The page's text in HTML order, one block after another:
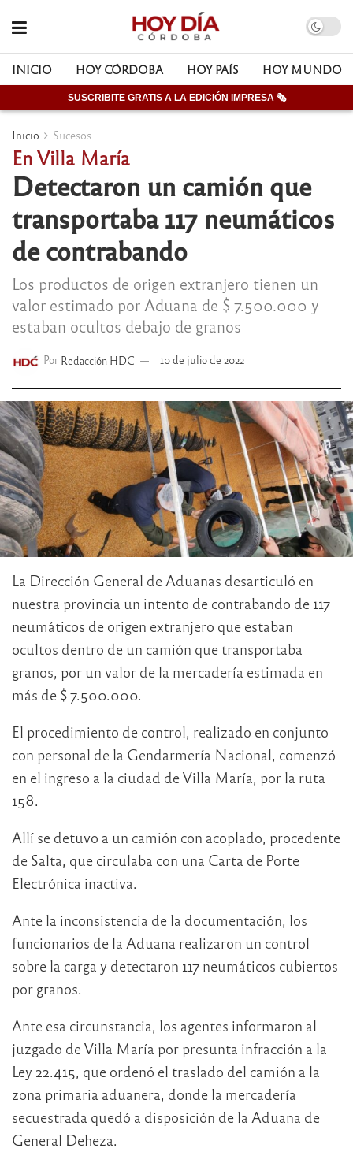
INICIO HOY CÓRDOBA HOY PAÍS HOY MUNDO
SUSCRIBITE GRATIS A LA EDICIÓN IMPRESA 🗞
Inicio Sucesos
En Villa María
Detectaron un camión que
transportaba 117 neumáticos
de contrabando
Los productos de origen extranjero tienen un
valor estimado por Aduana de $ 7.500.000 y
estaban ocultos debajo de granos
Por Redacción HDC 10 de julio de 2022
La Dirección General de Aduanas desarticuló en
nuestra provincia un intento de contrabando de 117
neumáticos de origen extranjero que estaban
ocultos dentro de un camión que transportaba
granos, por un valor de la mercadería estimada en
más de $ 7.500.000.
El procedimiento de control, realizado en conjunto
con personal de la Gendarmería Nacional, comenzó
en el ingreso a la ciudad de Villa María, por la ruta
158.
Allí se detuvo a un camión con acoplado, procedente
de Salta, que circulaba con una Carta de Porte
Electrónica inactiva.
Ante la inconsistencia de la documentación, los
funcionarios de la Aduana realizaron un control
sobre la carga y detectaron 117 neumáticos cubiertos
por granos.
Ante esa circunstancia, los agentes informaron al
juzgado de Villa María por presunta infracción a la
Ley 22.415, que ordenó el traslado del camión a la
zona primaria aduanera, donde la mercadería
secuestrada quedó a disposición de la Aduana de
General Deheza.